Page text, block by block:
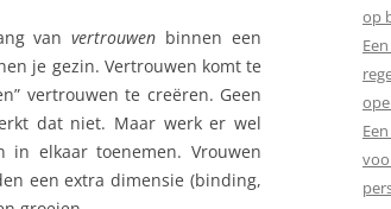
vanvertrouwen binnen een
je gezin. Vertrouwen komt te
vertrouwen te creëren. Geen
dat niet. Maar werk er wel
in elkaar toenemen. Vrouwen
een extra dimensie (binding,
op